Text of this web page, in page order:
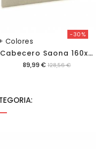
Colores
-30%
C
Abecero Saona 160x60cm
Precio
89,99 € 128,56 €